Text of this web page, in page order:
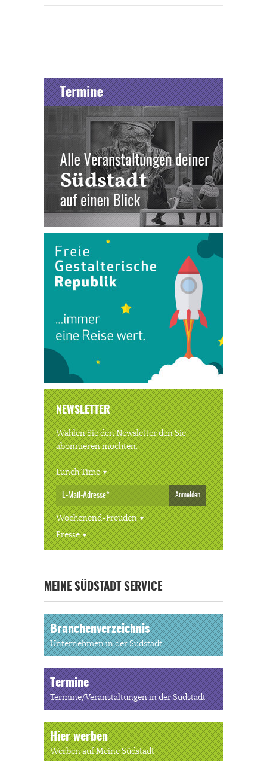
« ALLE VERANSTALTUNGEN
NEWSLETTER
Wählen Sie den Newsletter den Sie
abonnieren möchten.
Lunch Time
Anmelden
Wochenend-Freuden
Presse
MEINE SÜDSTADT SERVICE
Branchenverzeichnis
Unternehmen in der Südstadt
Termine
Termine/Veranstaltungen in der Südstadt
Hier werben
Werben auf Meine Südstadt